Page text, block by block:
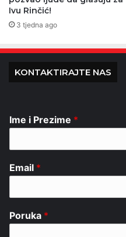
Ivu Rinčić!
3 tjedna ago
KONTAKTIRAJTE NAS
Ime i Prezime *
Email *
Poruka *